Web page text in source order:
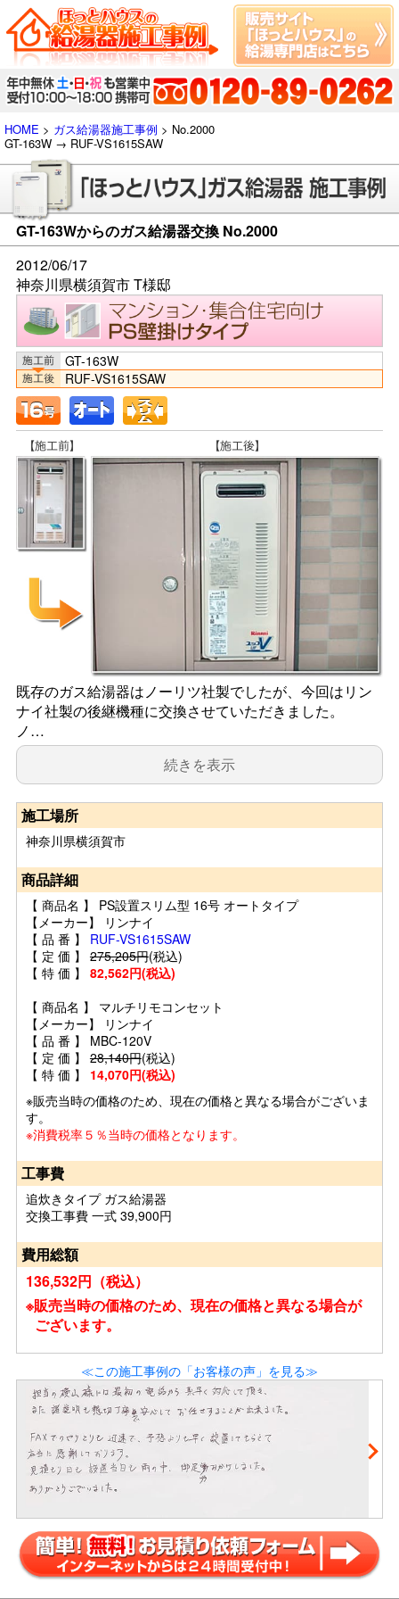
HOME > ガス給湯器施工事例 > No.2000
GT-163W → RUF-VS1615SAW
GT-163Wからのガス給湯器交換 No.2000
2012/06/17
神奈川県横須賀市 T様邸
GT-163W
RUF-VS1615SAW
既存のガス給湯器はノーリツ社製でしたが、今回はリン
ナイ社製の後継機種に交換させていただきました。
ノ…
続きを表示
施工場所
神奈川県横須賀市
商品詳細
【 商品名 】 PS設置スリム型 16号 オートタイプ
【メーカー】 リンナイ
【 品 番 】 RUF-VS1615SAW
【 定 価 】 275,205円(税込)
【 特 価 】 82,562円(税込)
【 商品名 】 マルチリモコンセット
【メーカー】 リンナイ
【 品 番 】 MBC-120V
【 定 価 】 28,140円(税込)
【 特 価 】 14,070円(税込)
※販売当時の価格のため、現在の価格と異なる場合がございま
す。
※消費税率５％当時の価格となります。
工事費
追炊きタイプ ガス給湯器
交換工事費 一式 39,900円
費用総額
136,532円（税込）
※販売当時の価格のため、現在の価格と異なる場合が
ございます。
≪この施工事例の「お客様の声」を見る≫